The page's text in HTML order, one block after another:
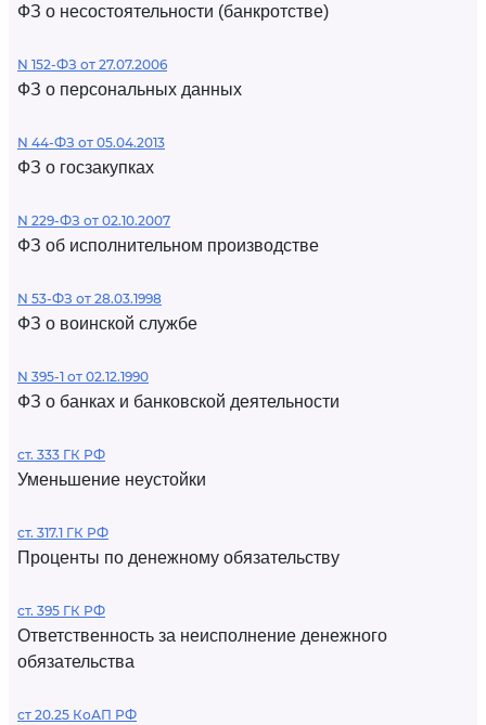
ФЗ о несостоятельности (банкротстве)
N 152-ФЗ от 27.07.2006
ФЗ о персональных данных
N 44-ФЗ от 05.04.2013
ФЗ о госзакупках
N 229-ФЗ от 02.10.2007
ФЗ об исполнительном производстве
N 53-ФЗ от 28.03.1998
ФЗ о воинской службе
N 395-1 от 02.12.1990
ФЗ о банках и банковской деятельности
ст. 333 ГК РФ
Уменьшение неустойки
ст. 317.1 ГК РФ
Проценты по денежному обязательству
ст. 395 ГК РФ
Ответственность за неисполнение денежного
обязательства
ст 20.25 КоАП РФ